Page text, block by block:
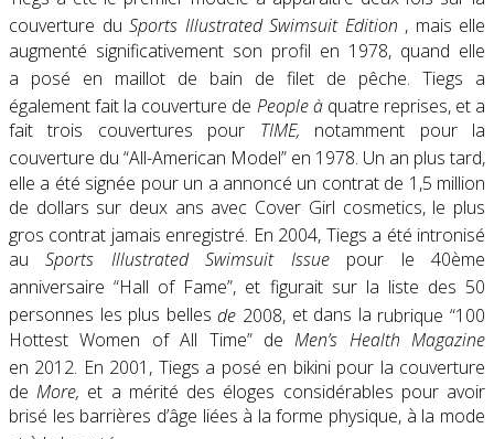
couverture du Sports Illustrated Swimsuit Edition , mais elle
augmenté significativement son profil en 1978, quand elle
a posé en maillot de bain de filet de pêche. Tiegs a
également fait la couverture de People àquatre reprises, et a
fait trois couvertures pour TIME, notamment pour la
couverture du “All-American Model” en 1978. Un an plus tard,
elle a été signée pour un a annoncé un contrat de 1,5 million
de dollars sur deux ans avec Cover Girl cosmetics, le plus
gros contrat jamais enregistré. En 2004, Tiegs a été intronisé
auSports Illustrated Swimsuit Issuepour le 40ème
anniversaire “Hall of Fame”, et figurait sur la liste des 50
personnes les plus bellesde 2008, et dans la rubrique “100
Hottest Women of All Time” deMen’s Health Magazine
en 2012. En 2001, Tiegs a posé en bikini pour la couverture
deMore, et a mérité des éloges considérables pour avoir
brisé les barrières d’âge liées à la forme physique, à la mode